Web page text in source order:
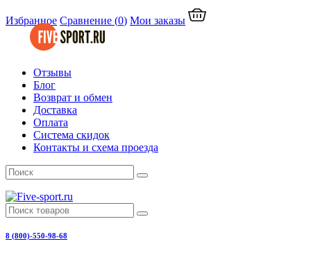
Избранное Сравнение (0) Мои заказы
Отзывы
Блог
Возврат и обмен
Доставка
Оплата
Система скидок
Контакты и схема проезда
8 (800)-550-98-68